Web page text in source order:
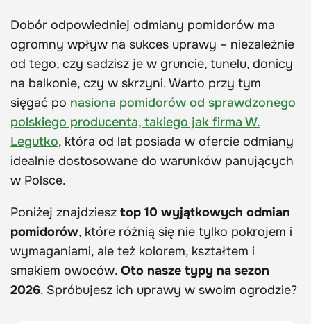
Dobór odpowiedniej odmiany pomidorów ma
ogromny wpływ na sukces uprawy – niezależnie
od tego, czy sadzisz je w gruncie, tunelu, donicy
na balkonie, czy w skrzyni. Warto przy tym
sięgać po nasiona pomidorów od sprawdzonego
polskiego producenta, takiego jak firma W.
Legutko, która od lat posiada w ofercie odmiany
idealnie dostosowane do warunków panujących
w Polsce.
Poniżej znajdziesz top 10 wyjątkowych odmian
pomidorów, które różnią się nie tylko pokrojem i
wymaganiami, ale też kolorem, kształtem i
smakiem owoców. Oto nasze typy na sezon
2026. Spróbujesz ich uprawy w swoim ogrodzie?